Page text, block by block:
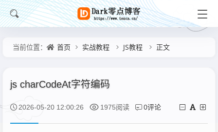
当前位置： 首页 实战教程 JS教程 正文
js charCodeAt字符编码
2026-05-20 12:00:26 1975阅读 0评论